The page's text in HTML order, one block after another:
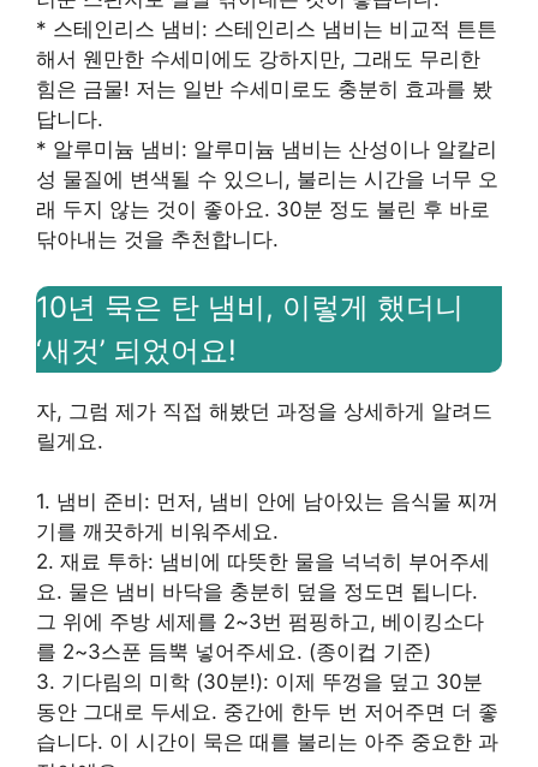
* 스테인리스 냄비: 스테인리스 냄비는 비교적 튼튼
해서 웬만한 수세미에도 강하지만, 그래도 무리한
힘은 금물! 저는 일반 수세미로도 충분히 효과를 봤
답니다.
* 알루미늄 냄비: 알루미늄 냄비는 산성이나 알칼리
성 물질에 변색될 수 있으니, 불리는 시간을 너무 오
래 두지 않는 것이 좋아요. 30분 정도 불린 후 바로
닦아내는 것을 추천합니다.
10년 묵은 탄 냄비, 이렇게 했더니
‘새것’ 되었어요!
자, 그럼 제가 직접 해봤던 과정을 상세하게 알려드
릴게요.
1. 냄비 준비: 먼저, 냄비 안에 남아있는 음식물 찌꺼
기를 깨끗하게 비워주세요.
2. 재료 투하: 냄비에 따뜻한 물을 넉넉히 부어주세
요. 물은 냄비 바닥을 충분히 덮을 정도면 됩니다.
그 위에 주방 세제를 2~3번 펌핑하고, 베이킹소다
를 2~3스푼 듬뿍 넣어주세요. (종이컵 기준)
3. 기다림의 미학 (30분!): 이제 뚜껑을 덮고 30분
동안 그대로 두세요. 중간에 한두 번 저어주면 더 좋
습니다. 이 시간이 묵은 때를 불리는 아주 중요한 과